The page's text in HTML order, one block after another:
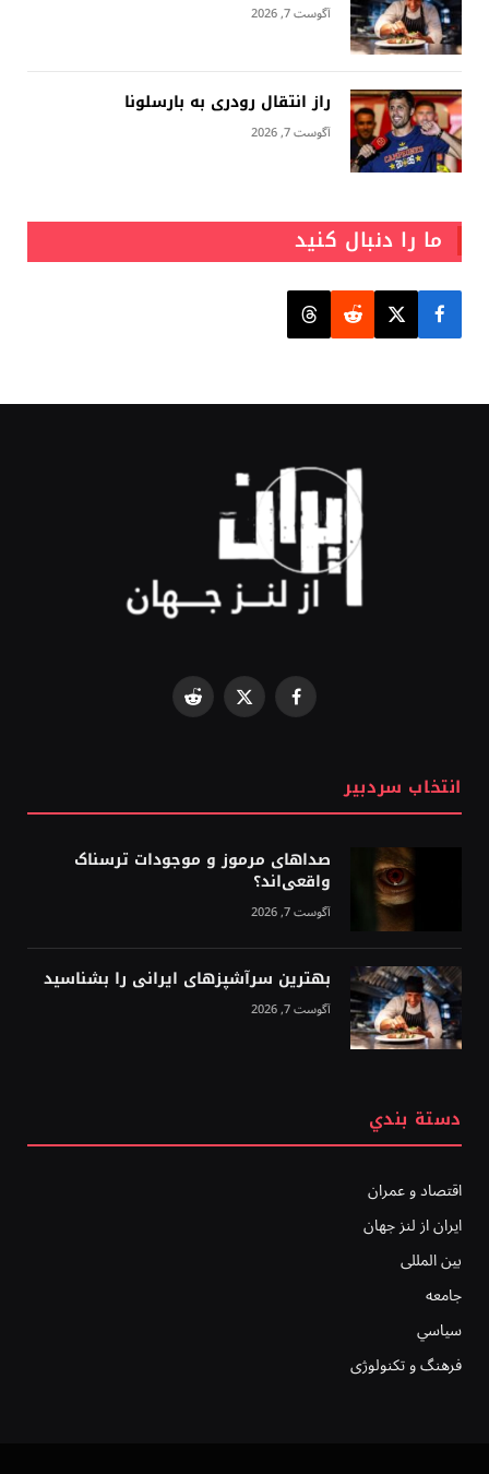
آگوست 7, 2026
راز انتقال رودری به بارسلونا
آگوست 7, 2026
ما را دنبال کنید
Facebook
X
Reddit
انتخاب سردبیر
صداهای مرموز و موجودات ترسناک
واقعی‌اند؟
آگوست 7, 2026
بهترین سرآشپزهای ایرانی را بشناسید
آگوست 7, 2026
دستة بندي
اقتصاد و عمران
ایران از لنز جهان
بين المللى
جامعه
سياسي
فرهنگ و تکنولوژی